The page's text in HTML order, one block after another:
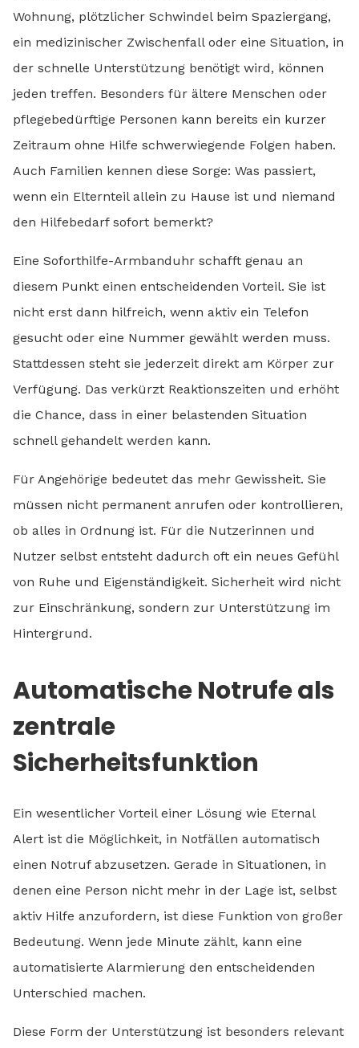
Wohnung, plötzlicher Schwindel beim Spaziergang,
ein medizinischer Zwischenfall oder eine Situation, in
der schnelle Unterstützung benötigt wird, können
jeden treffen. Besonders für ältere Menschen oder
pflegebedürftige Personen kann bereits ein kurzer
Zeitraum ohne Hilfe schwerwiegende Folgen haben.
Auch Familien kennen diese Sorge: Was passiert,
wenn ein Elternteil allein zu Hause ist und niemand
den Hilfebedarf sofort bemerkt?
Eine Soforthilfe-Armbanduhr schafft genau an
diesem Punkt einen entscheidenden Vorteil. Sie ist
nicht erst dann hilfreich, wenn aktiv ein Telefon
gesucht oder eine Nummer gewählt werden muss.
Stattdessen steht sie jederzeit direkt am Körper zur
Verfügung. Das verkürzt Reaktionszeiten und erhöht
die Chance, dass in einer belastenden Situation
schnell gehandelt werden kann.
Für Angehörige bedeutet das mehr Gewissheit. Sie
müssen nicht permanent anrufen oder kontrollieren,
ob alles in Ordnung ist. Für die Nutzerinnen und
Nutzer selbst entsteht dadurch oft ein neues Gefühl
von Ruhe und Eigenständigkeit. Sicherheit wird nicht
zur Einschränkung, sondern zur Unterstützung im
Hintergrund.
Automatische Notrufe als
zentrale
Sicherheitsfunktion
Ein wesentlicher Vorteil einer Lösung wie Eternal
Alert ist die Möglichkeit, in Notfällen automatisch
einen Notruf abzusetzen. Gerade in Situationen, in
denen eine Person nicht mehr in der Lage ist, selbst
aktiv Hilfe anzufordern, ist diese Funktion von großer
Bedeutung. Wenn jede Minute zählt, kann eine
automatisierte Alarmierung den entscheidenden
Unterschied machen.
Diese Form der Unterstützung ist besonders relevant